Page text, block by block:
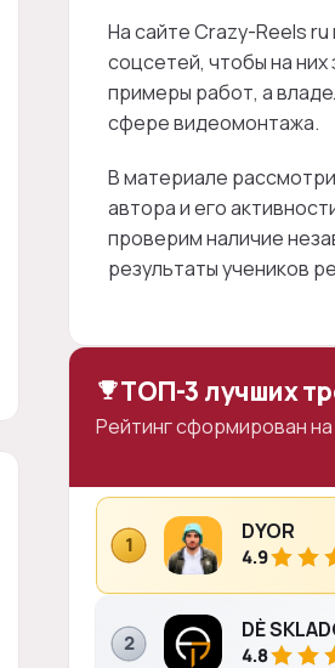
На сайте Crazy-Reels
соцсетей, чтобы на
примеры работ, а
сфере видеомонтажа.
В материале
автора и его
проверим наличие
результаты учеников
ТОП-3 лучших
Рейтинг сформирован
1
DYOR
4.9
2
DÈ
4.8